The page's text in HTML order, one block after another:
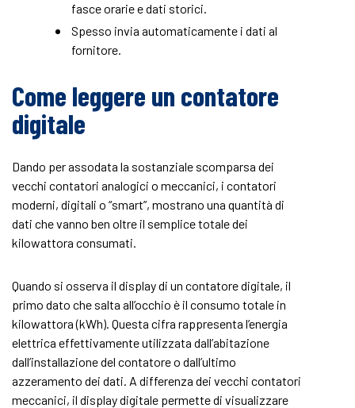
fasce orarie e dati storici.
Spesso invia automaticamente i dati al
fornitore.
Come leggere un contatore
digitale
Dando per assodata la sostanziale scomparsa dei
vecchi contatori analogici o meccanici, i contatori
moderni, digitali o “smart”, mostrano una quantità di
dati che vanno ben oltre il semplice totale dei
kilowattora consumati.
Quando si osserva il display di un contatore digitale, il
primo dato che salta all’occhio è il consumo totale in
kilowattora (kWh). Questa cifra rappresenta l’energia
elettrica effettivamente utilizzata dall’abitazione
dall’installazione del contatore o dall’ultimo
azzeramento dei dati. A differenza dei vecchi contatori
meccanici, il display digitale permette di visualizzare